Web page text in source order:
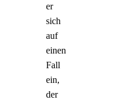
er
sich
auf
einen
Fall
ein,
der